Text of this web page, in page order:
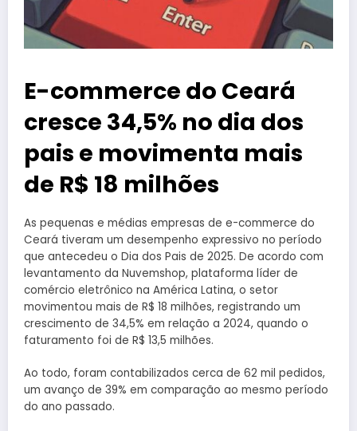
E-commerce do Ceará
cresce 34,5% no dia dos
pais e movimenta mais
de R$ 18 milhões
As pequenas e médias empresas de e-commerce do
Ceará tiveram um desempenho expressivo no período
que antecedeu o Dia dos Pais de 2025. De acordo com
levantamento da Nuvemshop, plataforma líder de
comércio eletrônico na América Latina, o setor
movimentou mais de R$ 18 milhões, registrando um
crescimento de 34,5% em relação a 2024, quando o
faturamento foi de R$ 13,5 milhões.
Ao todo, foram contabilizados cerca de 62 mil pedidos,
um avanço de 39% em comparação ao mesmo período
do ano passado.